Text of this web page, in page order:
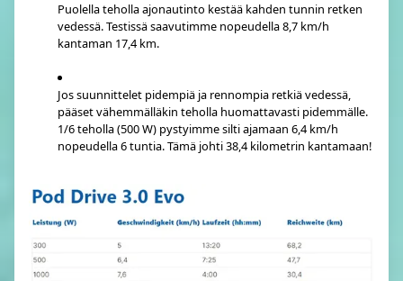
Puolella teholla ajonautinto kestää kahden tunnin retken
vedessä. Testissä saavutimme nopeudella 8,7 km/h
kantaman 17,4 km.
Jos suunnittelet pidempiä ja rennompia retkiä vedessä,
pääset vähemmälläkin teholla huomattavasti pidemmälle.
1/6 teholla (500 W) pystyimme silti ajamaan 6,4 km/h
nopeudella 6 tuntia. Tämä johti 38,4 kilometrin kantamaan!